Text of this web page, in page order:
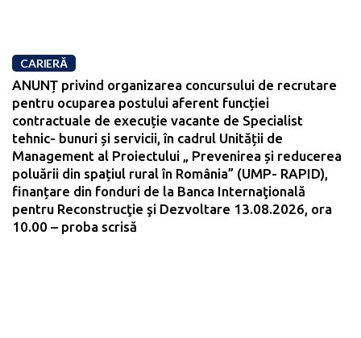
CARIERĂ
ANUNȚ privind organizarea concursului de recrutare
pentru ocuparea postului aferent funcției
contractuale de execuție vacante de Specialist
tehnic- bunuri și servicii, în cadrul Unității de
Management al Proiectului „ Prevenirea și reducerea
poluării din spațiul rural în România” (UMP- RAPID),
finanțare din fonduri de la Banca Internaţională
pentru Reconstrucţie şi Dezvoltare 13.08.2026, ora
10.00 – proba scrisă